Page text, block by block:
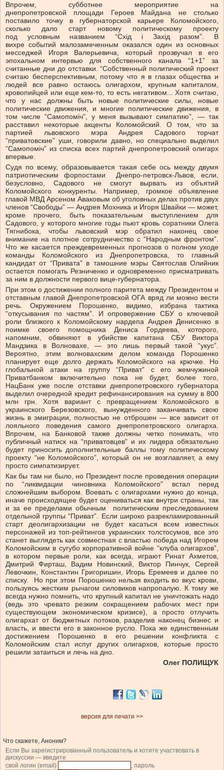
Впрочем, субботнее мероприятие на
днепропетровской площади Героев Майдана не столько
поставило точку в губернаторской карьере Коломойского,
сколько дало старт новому политическому проекту
под условным названием “Схід і Захід разом”. В
вихре событий малозамеченным оказался один из основных
месседжей Игоря Валерьевича, который прозвучал в его
эпохальном интервью для собственного канала “1+1” за
считанные дни до отставки. “Собственный политический проект
считаю бесперспективным, потому что я в глазах общества и
людей все равно остаюсь олигархом, крупным капиталом,
кровопийцей или еще кем-то, то есть негативом... Хотя считаю,
что у нас должны быть новые политические силы, новые
политические движения, и многие политические движения, в
том числе “Самопоміч”, у меня вызывают симпатию”, — так
расставил некоторые акценты Коломойский. О том, что за
партией львовского мэра Андрея Садового торчат
“приватовские” уши, говорили давно, но специально выделил
“Самопоміч” из списка всех партий днепропетровский олигарх
впервые.
Судя по всему, образовывается такая себе ось между двумя
патриотическим форпостами Днепро-петровск-Львов, если,
безусловно, Садового не смогут вырвать из объятий
Коломойского конкуренты. Например, громкое объявление
главой МВД Арсеном Аваковым об уголовных делах против двух
членов “Свободы” — Андрея Мохника и Игоря Швайки — может,
кроме прочего, быть показательным выступлением для
Садового, у которого многие годы пьют кровь соратники Олега
Тягнибока, чтобы львовский мэр обратил наконец свое
внимание на плотное сотрудничество с “Народным фронтом”.
Что же касается преждевременных прогнозов о полном уходе
команды Коломойского из Днепропетровска, то главный
кандидат от “Привата” в тамошние мэры Святослав Олийник
остается помогать Резниченко и одновременно присматривать
за ним в должности первого вице-губернатора.
При этом о достижении полного паритета между Президентом и
отставным главой Днепропетровской ОГА вряд ли можно вести
речь. Окружением Порошенко, видимо, избрана тактика
“откусывания по частям”. И опровержение СБУ о ключевой
роли близкого к Коломойскому нардепа Андрея Денисенко в
поимке своего помощника Дениса Гордеева, которого,
напомним, обвиняют в убийстве капитана СБУ Виктора
Мандзика в Волновахе, — это лишь первый такой “укус”.
Вероятно, этим волновахским делом команда Порошенко
планирует еще долго держать Коломойского на крючке. Но
глобальной атаки на группу “Приват” с его жемчужиной
Приватбанком включительно пока не будет, более того,
НацБанк уже после отставки днепропетровского губернатора
выделил очередной кредит рефинансирования на сумму в 800
млн грн. Хотя вариант с превращением Коломойского в
украинского Березовского, вынужденного заканчивать свою
жизнь в эмиграции, полностью не отброшен — все зависит от
лояльного поведения самого днепропетровского олигарха.
Впрочем, на Банковой также должны четко понимать, что
публичный натиск на “приватовцев” и их лидера обязательно
будет приносить дополнительные баллы тому политическому
проекту “не Коломойского”, который он не возглавляет, а ему
просто симпатизирует.
Как бы там ни было, но Президент после проведения операции
по “ликвидации чиновника Коломойского” встал перед
сложнейшим выбором. Воевать с олигархами нужно до конца,
иначе происходящее будет оцениваться как внутри страны, так
и за ее пределами обычным политическим преследованием
отдельной группы “Приват”. Если широко разрекламированный
старт деолигархизации не будет касаться всем известных
персонажей из топ-рейтингов украинских толстосумов, все это
станет выглядеть как совместная с властью победа над Игорем
Коломойским в сугубо корпоративной войне “клуба олигархов”,
в котором первые роли, как всегда, играют Ринат Ахметов,
Дмитрий Фирташ, Вадим Новинский, Виктор Пинчук, Сергей
Левочкин, Константин Григоришин, Игорь Еремеев и далее по
списку. Но при этом Порошенко нельзя входить во вкус крови,
пользуясь жестким рычагом силовиков напропалую. К тому же
всегда нужно помнить, что крупный капитал не уничтожать надо
(ведь это чревато резким сокращением рабочих мест при
существующем экономическом кризисе), а просто отлучить
олигархат от бюджетных потоков, разделив наконец бизнес и
власть, и ввести его в законное русло. Пока же единственным
достижением Порошенко в его решении конфликта с
Коломойским стал испуг других олигархов, которые просто
решили затаиться и лечь на дно.
Олег ПОЛИЩУК
версия для печати >>
Что скажете, Аноним?
Если Вы зарегистрированный пользователь и хотите участвовать в
дискуссии — введите
свой логин (email)
, пароль